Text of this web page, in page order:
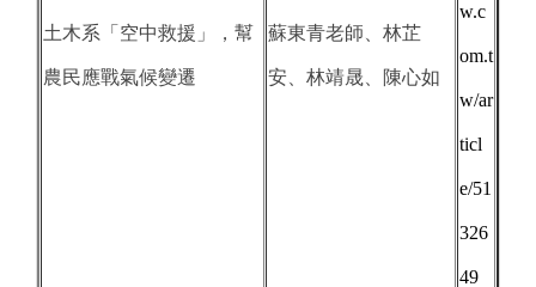
土木系「空中救援」，幫
農民應戰氣候變遷
蘇東青老師、林芷
安、林靖晟、陳心如
w.c
om.t
w/ar
ticl
e/51
326
49